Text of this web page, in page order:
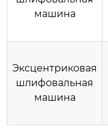
машина
Эксцентриковая
шлифовальная
машина